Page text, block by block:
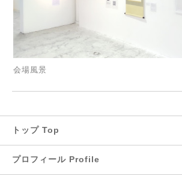
会場風景
トップ Top
プロフィール Profile